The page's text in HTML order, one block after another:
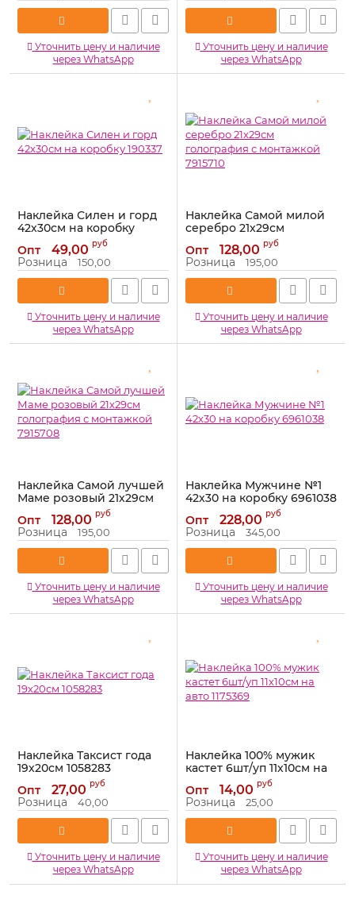
Уточнить цену и наличие
через WhatsApp
Уточнить цену и наличие
через WhatsApp
Наклейка Силен и горд
42х30см на коробку
Артикул: 190337
Опт 49,00 руб
Розница 150,00
Уточнить цену и наличие
через WhatsApp
Наклейка Самой милой
серебро 21х29см
голография с монтажкой
7915710
Артикул: 7915710
Опт 128,00 руб
Розница 195,00
Уточнить цену и наличие
через WhatsApp
Наклейка Самой лучшей
Маме розовый 21х29см
голография с монтажкой
7915708
Артикул: 7915708
Опт 128,00 руб
Розница 195,00
Уточнить цену и наличие
через WhatsApp
Наклейка Мужчине №1
42х30 на коробку 6961038
Артикул: 6961038
Опт 228,00 руб
Розница 345,00
Уточнить цену и наличие
через WhatsApp
Наклейка Таксист года
19х20см 1058283
Артикул: 1058283
Опт 27,00 руб
Розница 40,00
Уточнить цену и наличие
через WhatsApp
Наклейка 100% мужик
кастет 6шт/уп 11х10см на
Артикул: 1175369
Опт 14,00 руб
Розница 25,00
Уточнить цену и наличие
через WhatsApp